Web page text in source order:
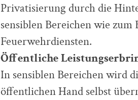
Privatisierung durch die
sensiblen Bereichen wie
Feuerwehrdiensten.
Öffentliche
In sensiblen Bereichen wird
öffentlichen Hand selbst